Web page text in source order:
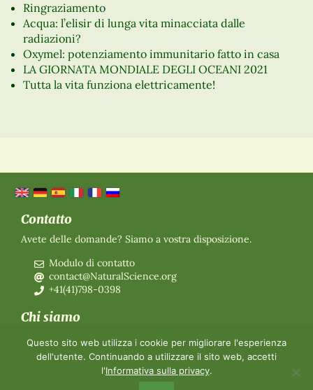
Ringraziamento
Acqua: l’elisir di lunga vita minacciata dalle
radiazioni?
Oxymel: potenziamento immunitario fatto in casa
LA GIORNATA MONDIALE DEGLI OCEANI 2021
Tutta la vita funziona elettricamente!
Contatto
Avete delle domande? Siamo a vostra disposizione.
Modulo di contatto
contact@NaturalScience.org
+41(41)798-0398
Chi siamo
Organizzazione
Adesione
Chi siamo
Questo sito web utilizza i cookie per migliorare l'esperienza
dell'utente. Continuando a utilizzare il sito web, accetti
l'Informativa sulla privacy.